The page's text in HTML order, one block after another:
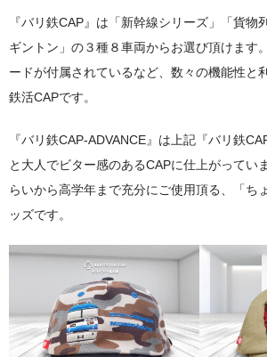
『バリ鉄CAP』は「新幹線シリーズ」「貨物
ギントン」の３種８車両からお選び頂けます
ードが付属されているなど、数々の機能性と
鉄活CAPです。
『バリ鉄CAP-ADVANCE』は上記『バリ鉄
と大人でビター感のあるCAPに仕上がってい
らいから高学年まで充分にご使用頂る、「ち
ッズです。